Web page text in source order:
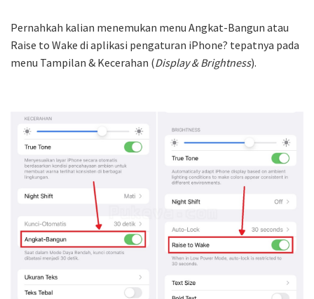
Pernahkah kalian menemukan menu Angkat-Bangun atau
Raise to Wake di aplikasi pengaturan iPhone? tepatnya pada
menu Tampilan & Kecerahan (Display & Brightness).